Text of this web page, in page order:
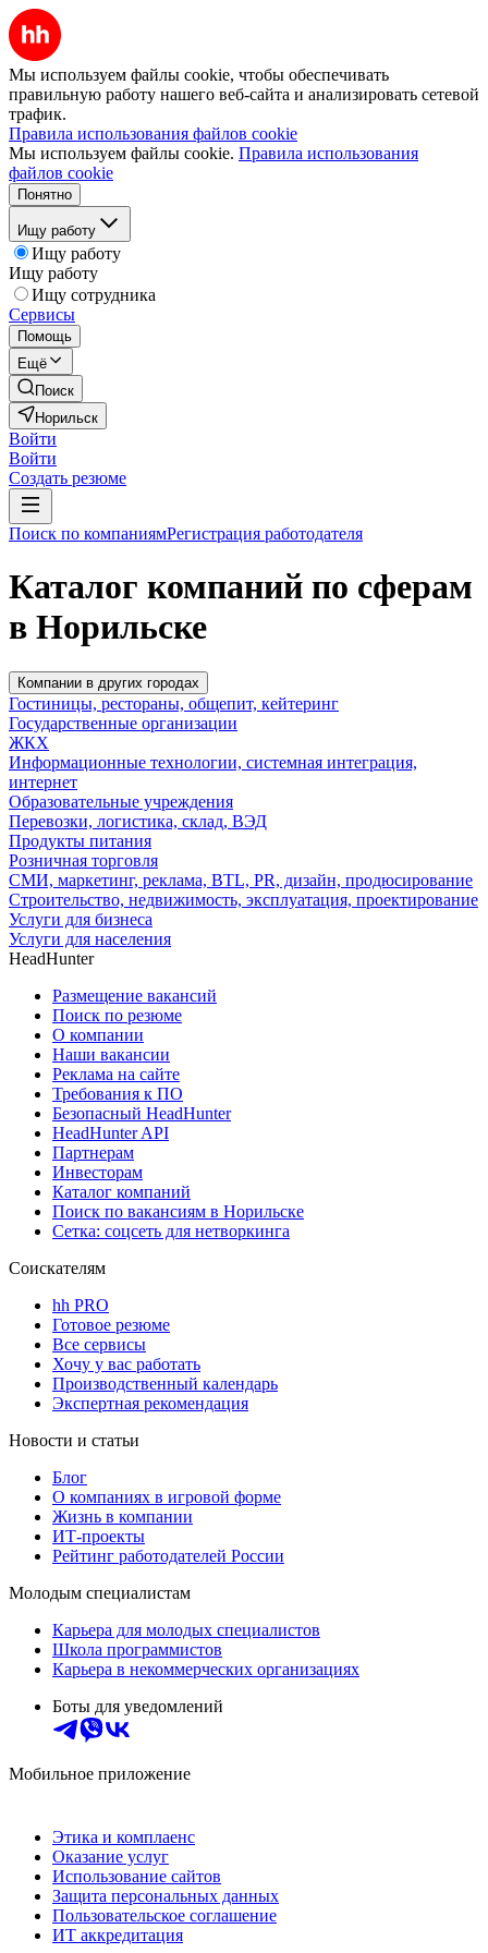
Мы используем файлы cookie, чтобы обеспечивать
правильную работу нашего веб-сайта и анализировать сетевой
трафик.
Правила использования файлов cookie
Мы используем файлы cookie. Правила использования
файлов cookie
Понятно
Ищу работу
Ищу работу
Ищу работу
Ищу сотрудника
Сервисы
Помощь
Ещё
Поиск
Норильск
Войти
Войти
Создать резюме
Поиск по компаниямРегистрация работодателя
Каталог компаний по сферам
в Норильске
Компании в других городах
Гостиницы, рестораны, общепит, кейтеринг
Государственные организации
ЖКХ
Информационные технологии, системная интеграция,
интернет
Образовательные учреждения
Перевозки, логистика, склад, ВЭД
Продукты питания
Розничная торговля
СМИ, маркетинг, реклама, BTL, PR, дизайн, продюсирование
Строительство, недвижимость, эксплуатация, проектирование
Услуги для бизнеса
Услуги для населения
HeadHunter
Размещение вакансий
Поиск по резюме
О компании
Наши вакансии
Реклама на сайте
Требования к ПО
Безопасный HeadHunter
HeadHunter API
Партнерам
Инвесторам
Каталог компаний
Поиск по вакансиям в Норильске
Сетка: соцсеть для нетворкинга
Соискателям
hh PRO
Готовое резюме
Все сервисы
Хочу у вас работать
Производственный календарь
Экспертная рекомендация
Новости и статьи
Блог
О компаниях в игровой форме
Жизнь в компании
ИТ-проекты
Рейтинг работодателей России
Молодым специалистам
Карьера для молодых специалистов
Школа программистов
Карьера в некоммерческих организациях
Боты для уведомлений
Мобильное приложение
Этика и комплаенс
Оказание услуг
Использование сайтов
Защита персональных данных
Пользовательское соглашение
ИТ аккредитация